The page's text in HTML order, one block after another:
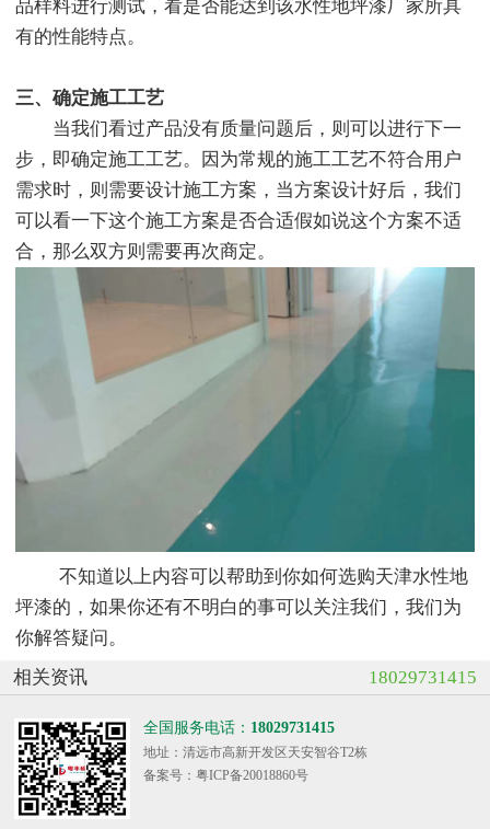
品样料进行测试，看是否能达到该水性地坪漆厂家所具
有的性能特点。
三、确定施工工艺
当我们看过产品没有质量问题后，则可以进行下一
步，即确定施工工艺。因为常规的施工工艺不符合用户
需求时，则需要设计施工方案，当方案设计好后，我们
可以看一下这个施工方案是否合适假如说这个方案不适
合，那么双方则需要再次商定。
不知道以上内容可以帮助到你如何选购天津水性地
坪漆的，如果你还有不明白的事可以关注我们，我们为
你解答疑问。
相关资讯
18029731415
全国服务电话： 18029731415
地址：清远市高新开发区天安智谷T2栋
备案号：粤ICP备20018860号